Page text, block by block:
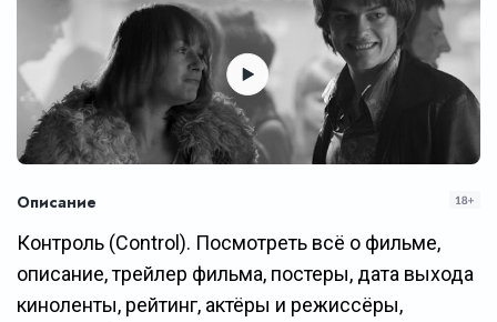
Описание
Контроль (Control). Посмотреть всё о фильме,
описание, трейлер фильма, постеры, дата выхода
киноленты, рейтинг, актёры и режиссёры,